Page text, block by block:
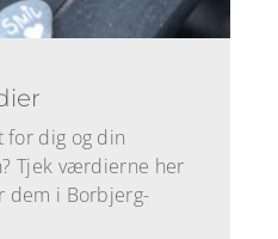
for dig og din
Tjek værdierne her
dem i Borbjerg-